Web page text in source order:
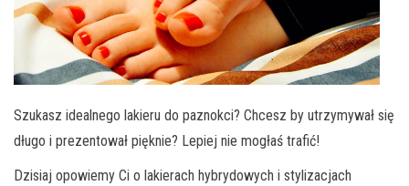
Szukasz idealnego lakieru do paznokci? Chcesz by utrzymywał się
długo i prezentował pięknie? Lepiej nie mogłaś trafić!
Dzisiaj opowiemy Ci o lakierach hybrydowych i stylizacjach